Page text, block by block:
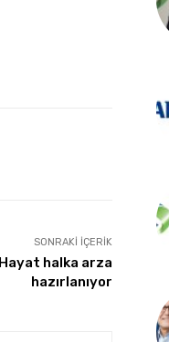
SONRAKI İÇERIK
halka arza
hazırlanıyor